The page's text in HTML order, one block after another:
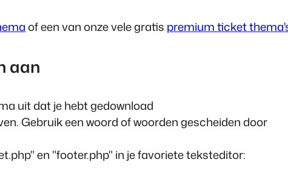
of een van onze velegratis premium ticket
aan
uit dat je hebt gedownload
Gebruik een woord of woorden gescheiden door
en "footer.php" in je favoriete teksteditor: